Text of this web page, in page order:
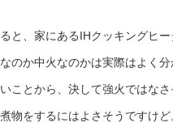
と、家にあるIHクッキングヒ
のか中火なのかは実際はよく分
ことから、決して強火ではなさ
物をするにはよさそうですけど